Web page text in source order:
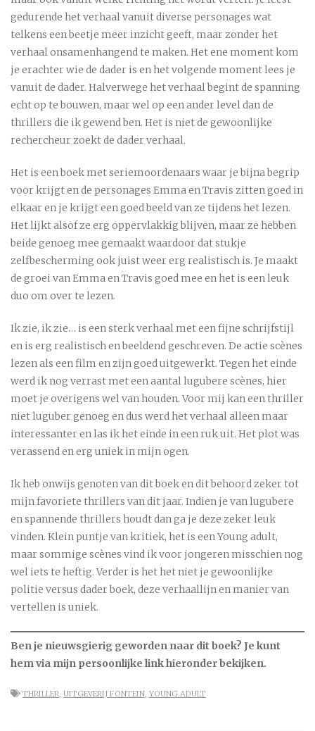
gedurende het verhaal vanuit diverse personages wat
telkens een beetje meer inzicht geeft, maar zonder het
verhaal onsamenhangend te maken. Het ene moment kom
je erachter wie de dader is en het volgende moment lees je
vanuit de dader. Halverwege het verhaal begint de spanning
echt op te bouwen, maar wel op een ander level dan de
thrillers die ik gewend ben. Het is niet de gewoonlijke
rechercheur zoekt de dader verhaal.
Het is een boek met seriemoordenaars waar je bijna begrip
voor krijgt en de personages Emma en Travis zitten goed in
elkaar en je krijgt een goed beeld van ze tijdens het lezen.
Het lijkt alsof ze erg oppervlakkig blijven, maar ze hebben
beide genoeg mee gemaakt waardoor dat stukje
zelfbescherming ook juist weer erg realistisch is. Je maakt
de groei van Emma en Travis goed mee en het is een leuk
duo om over te lezen.
Ik zie, ik zie… is een sterk verhaal met een fijne schrijfstijl
en is erg realistisch en beeldend geschreven. De actie scènes
lezen als een film en zijn goed uitgewerkt. Tegen het einde
werd ik nog verrast met een aantal lugubere scènes, hier
moet je overigens wel van houden. Voor mij kan een thriller
niet luguber genoeg en dus werd het verhaal alleen maar
interessanter en las ik het einde in een ruk uit. Het plot was
verassend en erg uniek in mijn ogen.
Ik heb onwijs genoten van dit boek en dit behoord zeker tot
mijn favoriete thrillers van dit jaar. Indien je van lugubere
en spannende thrillers houdt dan ga je deze zeker leuk
vinden. Klein puntje van kritiek, het is een Young adult,
maar sommige scènes vind ik voor jongeren misschien nog
wel iets te heftig. Verder is het het niet je gewoonlijke
politie versus dader boek, deze verhaallijn en manier van
vertellen is uniek.
Ben je nieuwsgierig geworden naar dit boek? Je kunt
hem via mijn persoonlijke link hieronder bekijken.
THRILLER, UITGEVERIJ FONTEIN, YOUNG ADULT